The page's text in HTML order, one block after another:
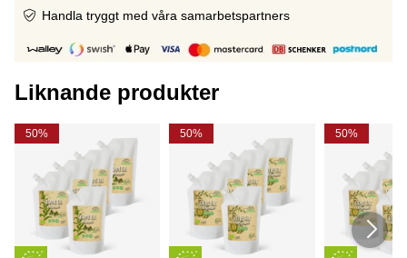
Handla tryggt med våra samarbetspartners
Liknande produkter
50% 50% 50%